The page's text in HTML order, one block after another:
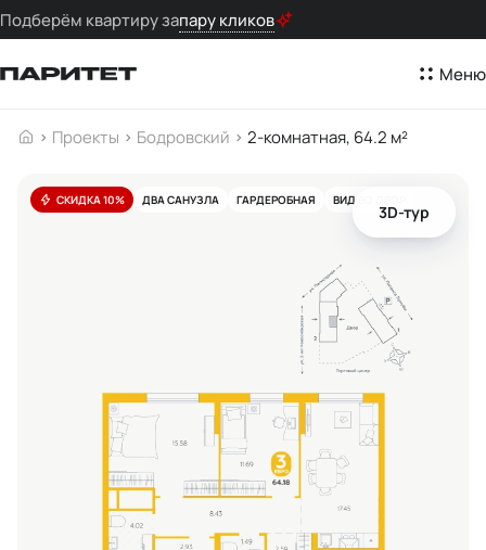
Подберём квартиру запару кликов
Меню
Проекты Бодровский 2-комнатная, 64.2 м²
СКИДКА 10% ДВА САНУЗЛА ГАРДЕРОБНАЯ ВИД ВО ДВОР
3D-тур